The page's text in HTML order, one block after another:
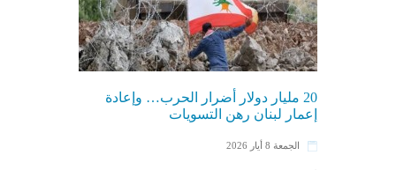
20 مليار دولار أضرار الحرب… وإعادة
إعمار لبنان رهن التسويات
الجمعة 8 أيار 2026